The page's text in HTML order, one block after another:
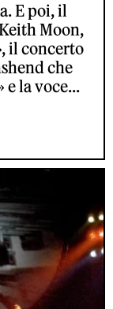
E poi, il
Moon,
il concerto
che
la voce...